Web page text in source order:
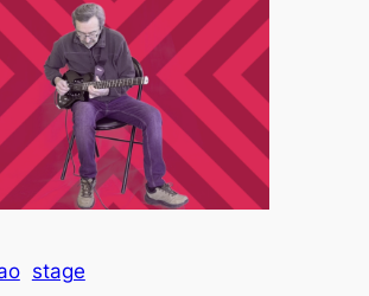
stage